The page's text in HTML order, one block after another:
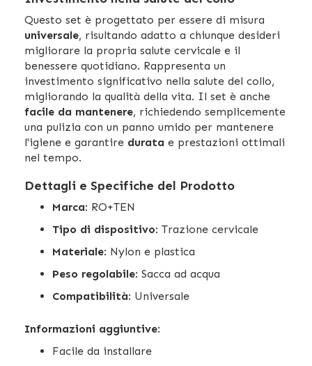
Questo set è progettato per essere di misura
universale, risultando adatto a chiunque desideri
migliorare la propria salute cervicale e il
benessere quotidiano. Rappresenta un
investimento significativo nella salute del collo,
migliorando la qualità della vita. Il set è anche
facile da mantenere, richiedendo semplicemente
una pulizia con un panno umido per mantenere
l'igiene e garantire durata e prestazioni ottimali
nel tempo.
Dettagli e Specifiche del Prodotto
Marca: RO+TEN
Tipo di dispositivo: Trazione cervicale
Materiale: Nylon e plastica
Peso regolabile: Sacca ad acqua
Compatibilità: Universale
Informazioni aggiuntive:
Facile da installare